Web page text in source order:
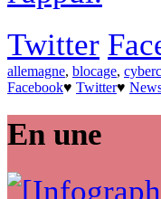
Twitter
allemagne, blocage,
Facebook♥ Twitter♥
En une